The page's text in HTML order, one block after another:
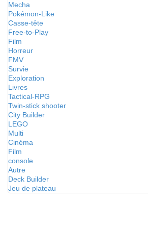
Mecha
Pokémon-Like
Casse-tête
Free-to-Play
Film
Horreur
FMV
Survie
Exploration
Livres
Tactical-RPG
Twin-stick shooter
City Builder
LEGO
Multi
Cinéma
Film
console
Autre
Deck Builder
Jeu de plateau